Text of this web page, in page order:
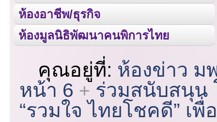
ห้องอาชีพ/ธุรกิจ
ห้องมูลนิธิพัฒนาคนพิการไทย
คุณอยู่ที่: ห้องข่าว ม
หน้า 6
ร่วมสนับสนุน
“รวมใจ ไทยโชคดี” เพื่